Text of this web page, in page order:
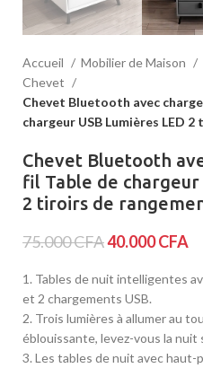
Accueil Mobilier de Maison
Chevet
Chevet Bluetooth avec
chargeur USB Lumières LED
Chevet Bluetooth
fil Table de chargeur
2 tiroirs de
75.000CFA40.000CFA
1. Tables de nuit intelligentes
et 2 chargements USB.
2. Trois lumières à allumer au
éblouissante, levez-vous la nuit
3. Les tables de nuit avec